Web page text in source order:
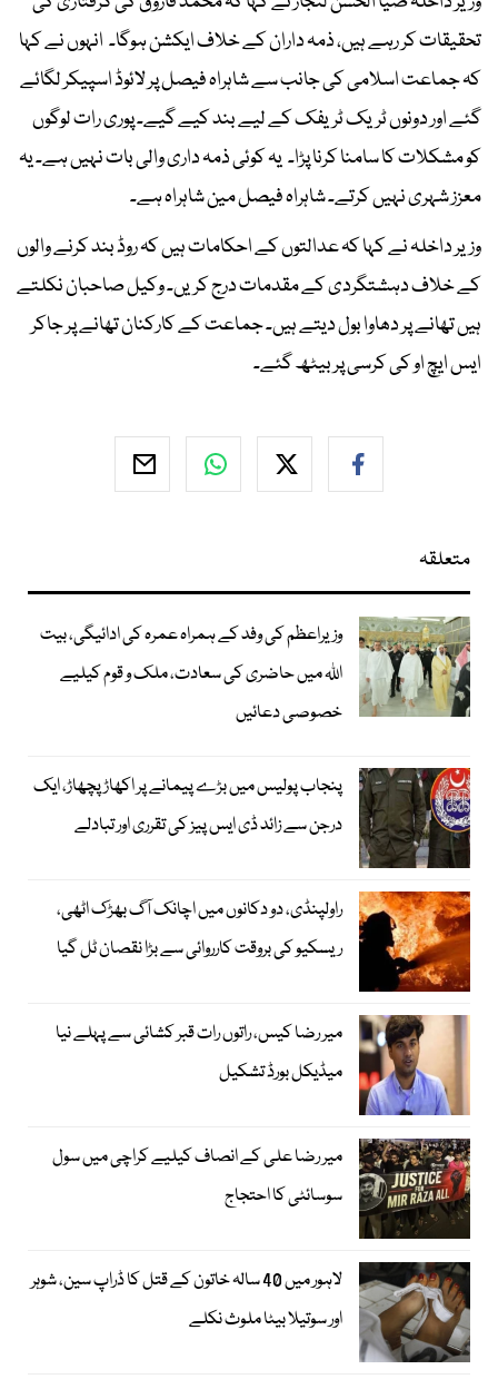
تحقیقات کر رہے ہیں، ذمہ داران کے خلاف ایکشن ہوگا۔ انہوں نے کہا
کہ جماعت اسلامی کی جانب سے شاہراہ فیصل پر لائوڈ اسپیکر لگائے
گئے اور دونوں ٹریک ٹریفک کے لیے بند کیے گیے۔ پوری رات لوگوں
کو مشکلات کا سامنا کرنا پڑا۔ یہ کوئی ذمہ داری والی بات نہیں ہے۔ یہ
معزز شہری نہیں کرتے۔ شاہراہ فیصل مین شاہراہ ہے۔
وزیر داخلہ نے کہا کہ عدالتوں کے احکامات ہیں کہ روڈ بند کرنے والوں
کے خلاف دہشتگردی کے مقدمات درج کریں۔ وکیل صاحبان نکلتے
ہیں تھانے پر دھاوا بول دیتے ہیں۔ جماعت کے کارکنان تھانے پر جاکر
ایس ایچ او کی کرسی پر بیٹھ گئے۔
متعلقہ
وزیراعظم کی وفد کے ہمراہ عمرہ کی ادائیگی، بیت
اللہ میں حاضری کی سعادت، ملک و قوم کیلیے
خصوصی دعائیں
پنجاب پولیس میں بڑے پیمانے پر اکھاڑ پچھاڑ، ایک
درجن سے زائد ڈی ایس پیز کی تقرری اور تبادلے
راولپنڈی، دو دکانوں میں اچانک آگ بھڑک اٹھی،
ریسکیو کی بروقت کارروائی سے بڑا نقصان ٹل گیا
میر رضا کیس، راتوں رات قبر کشائی سے پہلے نیا
میڈیکل بورڈ تشکیل
میر رضا علی کے انصاف کیلیے کراچی میں سول
سوسائٹی کا احتجاج
لاہور میں 40 سالہ خاتون کے قتل کا ڈراپ سین، شوہر
اور سوتیلا بیٹا ملوث نکلے